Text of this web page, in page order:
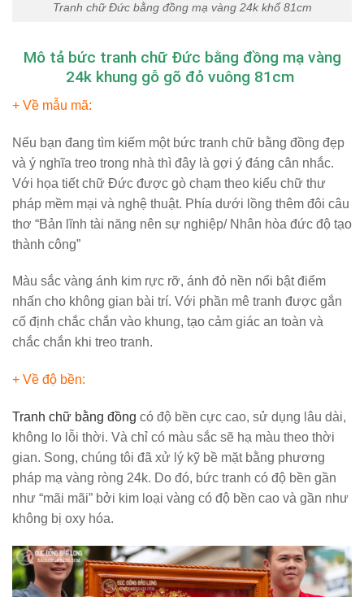
Tranh chữ Đức bằng đồng mạ vàng 24k khổ 81cm
Mô tả bức tranh chữ Đức bằng đồng mạ vàng
24k khung gỗ gõ đỏ vuông 81cm
+ Về mẫu mã:
Nếu bạn đang tìm kiếm một bức tranh chữ bằng đồng đẹp
và ý nghĩa treo trong nhà thì đây là gợi ý đáng cân nhắc.
Với họa tiết chữ Đức được gò chạm theo kiểu chữ thư
pháp mềm mại và nghệ thuật. Phía dưới lồng thêm đôi câu
thơ “Bản lĩnh tài năng nên sự nghiệp/ Nhân hòa đức độ tạo
thành công”
Màu sắc vàng ánh kim rực rỡ, ánh đỏ nền nổi bật điểm
nhấn cho không gian bài trí. Với phần mê tranh được gắn
cố định chắc chắn vào khung, tạo cảm giác an toàn và
chắc chắn khi treo tranh.
+ Về độ bền:
Tranh chữ bằng đồng có độ bền cực cao, sử dụng lâu dài,
không lo lỗi thời. Và chỉ có màu sắc sẽ hạ màu theo thời
gian. Song, chúng tôi đã xử lý kỹ bề mặt bằng phương
pháp mạ vàng ròng 24k. Do đó, bức tranh có độ bền gần
như “mãi mãi” bởi kim loại vàng có độ bền cao và gần như
không bị oxy hóa.